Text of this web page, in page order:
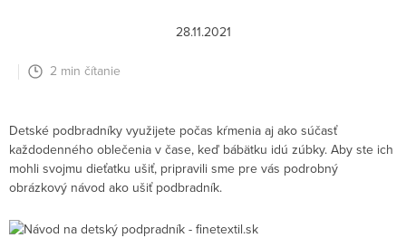
28.11.2021
2 min čítanie
Detské podbradníky využijete počas kŕmenia aj ako súčasť
každodenného oblečenia v čase, keď bábätku idú zúbky. Aby ste ich
mohli svojmu dieťatku ušiť, pripravili sme pre vás podrobný
obrázkový návod ako ušiť podbradník.